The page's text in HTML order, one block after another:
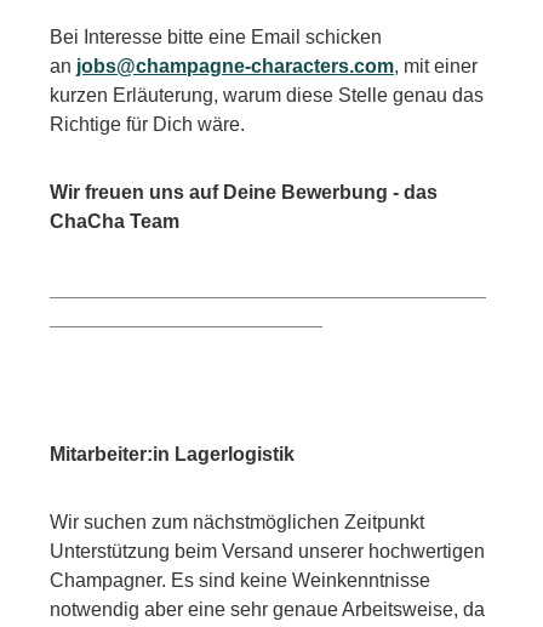
Bei Interesse bitte eine Email schicken
an jobs@champagne-characters.com, mit einer
kurzen Erläuterung, warum diese Stelle genau das
Richtige für Dich wäre.
Wir freuen uns auf Deine Bewerbung - das
ChaCha Team
Mitarbeiter:in Lagerlogistik
Wir suchen zum nächstmöglichen Zeitpunkt
Unterstützung beim Versand unserer hochwertigen
Champagner. Es sind keine Weinkenntnisse
notwendig aber eine sehr genaue Arbeitsweise, da